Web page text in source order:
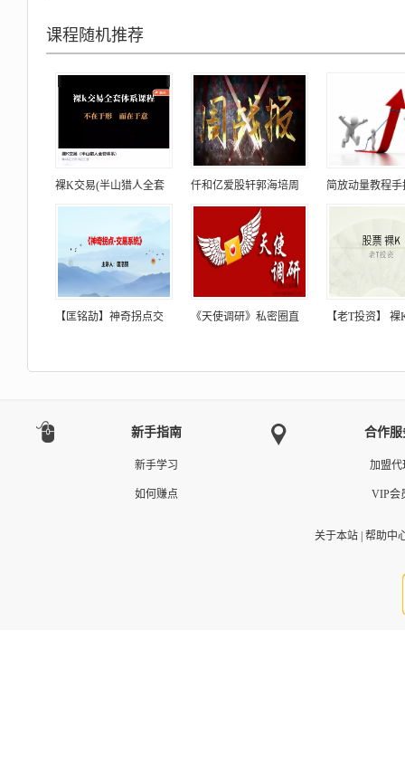
课程随机推荐
裸K交易(半山猎人全套 仟和亿爱股轩郭海培周 简放动量教程手
【匡铭劼】神奇拐点交 《天使调研》私密圈直 【老T投资】
新手指南
新手学习
如何赚点
合作服
加盟代
VIP会
关于本站| 帮助中